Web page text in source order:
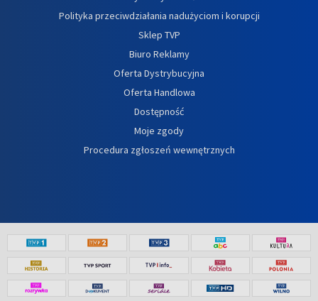
Polityka przeciwdziałania nadużyciom i korupcji
Sklep TVP
Biuro Reklamy
Oferta Dystrybucyjna
Oferta Handlowa
Dostępność
Moje zgody
Procedura zgłoszeń wewnętrznych